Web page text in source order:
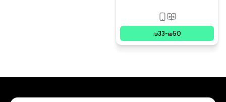
פורמטים זמינים
₪33-₪50